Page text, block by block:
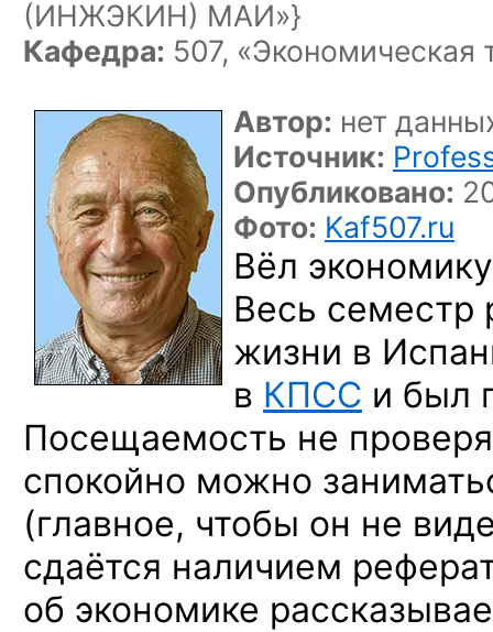
(ИНЖЭКИН) МАИ»}
Кафедра: 507, «Экономическая
Автор: нет
Источник:
Опубликовано:
Фото: Kaf507.ru
Вёл
Весь семестр
жизни в
в КПСС и был
Посещаемость не
спокойно можно
(главное, чтобы он не
сдаётся наличием
об экономике